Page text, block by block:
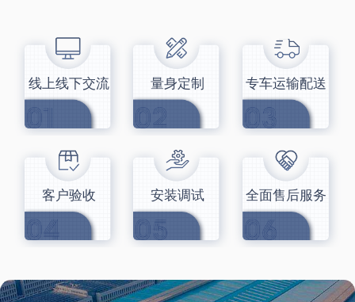
线上线下交流 量身定制 专车运输配送
客户验收 安装调试 全面售后服务